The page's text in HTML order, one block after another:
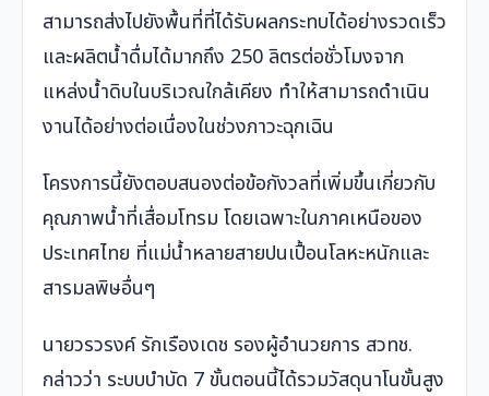
สามารถส่งไปยังพื้นที่ที่ได้รับผลกระทบได้อย่างรวดเร็ว
และผลิตน้ำดื่มได้มากถึง 250 ลิตรต่อชั่วโมงจาก
แหล่งน้ำดิบในบริเวณใกล้เคียง ทำให้สามารถดำเนิน
งานได้อย่างต่อเนื่องในช่วงภาวะฉุกเฉิน
โครงการนี้ยังตอบสนองต่อข้อกังวลที่เพิ่มขึ้นเกี่ยวกับ
คุณภาพน้ำที่เสื่อมโทรม โดยเฉพาะในภาคเหนือของ
ประเทศไทย ที่แม่น้ำหลายสายปนเปื้อนโลหะหนักและ
สารมลพิษอื่นๆ
นายวรวรงค์ รักเรืองเดช รองผู้อำนวยการ สวทช.
กล่าวว่า ระบบบำบัด 7 ขั้นตอนนี้ได้รวมวัสดุนาโนขั้นสูง